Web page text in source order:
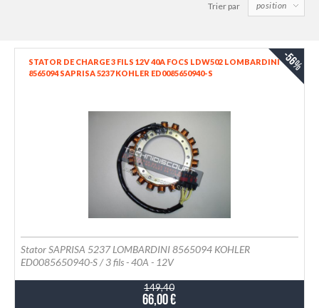
Trier par
STATOR DE CHARGE 3 FILS 12V 40A FOCS LDW502 LOMBARDINI
8565094 SAPRISA 5237 KOHLER ED0085650940-S
-56%
Stator SAPRISA 5237 LOMBARDINI 8565094 KOHLER
ED0085650940-S / 3 fils - 40A - 12V
149,40
66,00 €